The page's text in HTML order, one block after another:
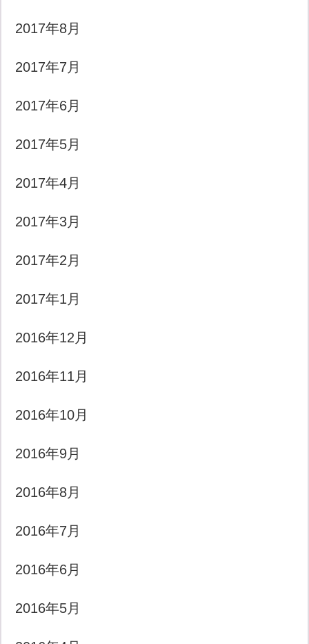
2017年8月
2017年7月
2017年6月
2017年5月
2017年4月
2017年3月
2017年2月
2017年1月
2016年12月
2016年11月
2016年10月
2016年9月
2016年8月
2016年7月
2016年6月
2016年5月